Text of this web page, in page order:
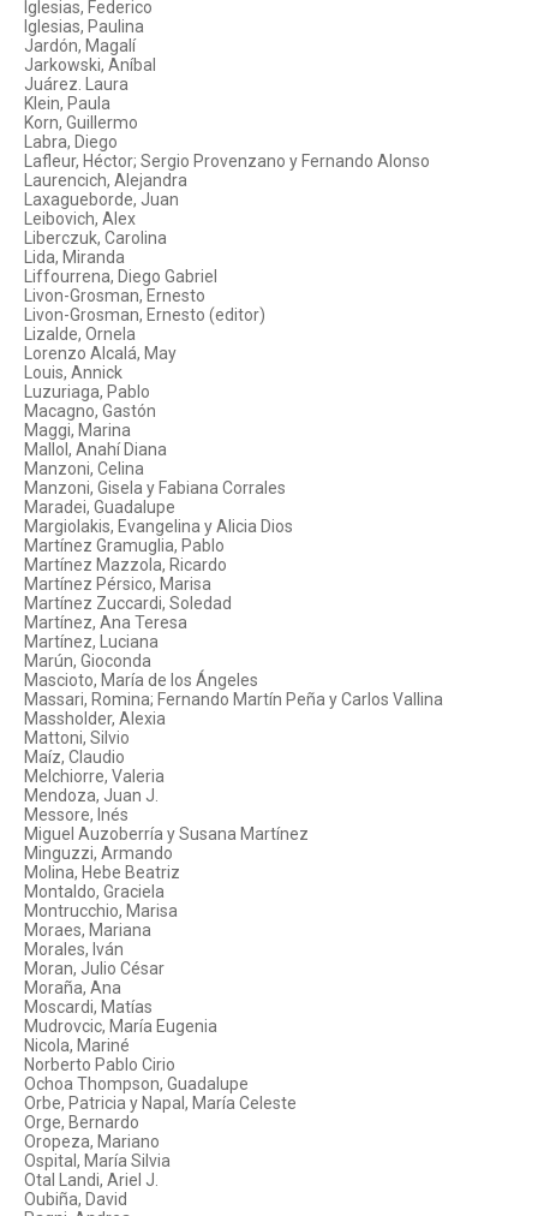
Iglesias, Federico
Iglesias, Paulina
Jardón, Magalí
Jarkowski, Aníbal
Juárez. Laura
Klein, Paula
Korn, Guillermo
Labra, Diego
Lafleur, Héctor; Sergio Provenzano y Fernando Alonso
Laurencich, Alejandra
Laxagueborde, Juan
Leibovich, Alex
Liberczuk, Carolina
Lida, Miranda
Liffourrena, Diego Gabriel
Livon-Grosman, Ernesto
Livon-Grosman, Ernesto (editor)
Lizalde, Ornela
Lorenzo Alcalá, May
Louis, Annick
Luzuriaga, Pablo
Macagno, Gastón
Maggi, Marina
Mallol, Anahí Diana
Manzoni, Celina
Manzoni, Gisela y Fabiana Corrales
Maradei, Guadalupe
Margiolakis, Evangelina y Alicia Dios
Martínez Gramuglia, Pablo
Martínez Mazzola, Ricardo
Martínez Pérsico, Marisa
Martínez Zuccardi, Soledad
Martínez, Ana Teresa
Martínez, Luciana
Marún, Gioconda
Mascioto, María de los Ángeles
Massari, Romina; Fernando Martín Peña y Carlos Vallina
Massholder, Alexia
Mattoni, Silvio
Maíz, Claudio
Melchiorre, Valeria
Mendoza, Juan J.
Messore, Inés
Miguel Auzoberría y Susana Martínez
Minguzzi, Armando
Molina, Hebe Beatriz
Montaldo, Graciela
Montrucchio, Marisa
Moraes, Mariana
Morales, Iván
Moran, Julio César
Moraña, Ana
Moscardi, Matías
Mudrovcic, María Eugenia
Nicola, Mariné
Norberto Pablo Cirio
Ochoa Thompson, Guadalupe
Orbe, Patricia y Napal, María Celeste
Orge, Bernardo
Oropeza, Mariano
Ospital, María Silvia
Otal Landi, Ariel J.
Oubiña, David